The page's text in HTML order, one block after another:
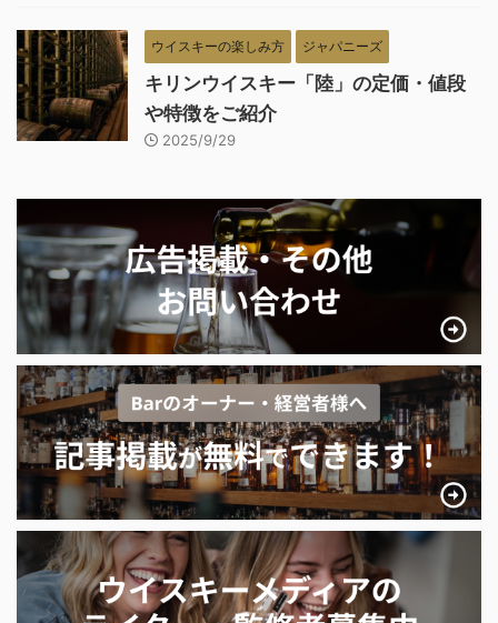
ウイスキーの楽しみ方 ジャパニーズ
キリンウイスキー「陸」の定価・値段
や特徴をご紹介
2025/9/29